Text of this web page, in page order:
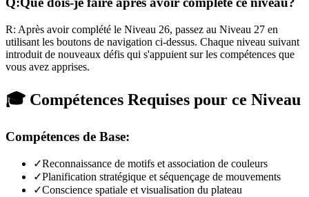
R: Après avoir complété le Niveau 26, passez au Niveau 27 en
utilisant les boutons de navigation ci-dessus. Chaque niveau suivant
introduit de nouveaux défis qui s'appuient sur les compétences que
vous avez apprises.
🎓 Compétences Requises pour ce Niveau
Compétences de Base:
✓Reconnaissance de motifs et association de couleurs
✓Planification stratégique et séquençage de mouvements
✓Conscience spatiale et visualisation du plateau